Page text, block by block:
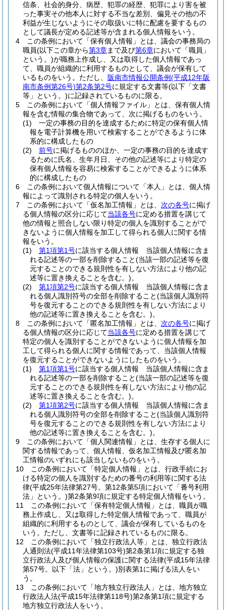
信条、社会的身分、病歴、犯罪の経歴、犯罪により害を被
った事実その他本人に対する不当な差別、偏見その他の不
利益が生じないようにその取扱いに特に配慮を要するもの
として議長が定める記述等が含まれる個人情報をいう。
4
この条例において「保有個人情報」とは、議会の事務局の
職員(以下この章から第3章まで及び第6章において「職員」
という。)が職務上作成し、又は取得した個人情報であっ
て、職員が組織的に利用するものとして、議会が保有して
いるものをいう。 ただし、 阪南市情報公開条例(平成12年阪
南市条例第26号)第2条第2号に規定する文書等(以下「文書
等」という。)に記録されているものに限る。
5
この条例において「個人情報ファイル」とは、保有個人情
報を含む情報の集合物であって、次に掲げるものをいう。
(1)
一定の事務の目的を達成するために特定の保有個人情
報を電子計算機を用いて検索することができるように体
系的に構成したもの
(2)
前号に掲げるもののほか、一定の事務の目的を達成す
るために氏名、生年月日、その他の記述等により特定の
保有個人情報を容易に検索することができるように体系
的に構成したもの
6
この条例において個人情報について「本人」とは、個人情
報によって識別される特定の個人をいう。
7
この条例において「仮名加工情報」とは、 次の各号に掲げ
る個人情報の区分に応じて当該各号に定める措置を講じて
他の情報と照合しない限り特定の個人を識別することがで
きないように個人情報を加工して得られる個人に関する情
報をいう。
(1)
第1項第1号に該当する個人情報 当該個人情報に含ま
れる記述等の一部を削除すること(当該一部の記述等を復
元することのできる規則性を有しない方法により他の記
述等に置き換えることを含む。)。
(2)
第1項第2号に該当する個人情報 当該個人情報に含ま
れる個人識別符号の全部を削除すること(当該個人識別符
号を復元することのできる規則性を有しない方法により
他の記述等に置き換えることを含む。)。
8
この条例において「匿名加工情報」とは、 次の各号に掲げ
る個人情報の区分に応じて当該各号に定める措置を講じて
特定の個人を識別することができないように個人情報を加
工して得られる個人に関する情報であって、当該個人情報
を復元することができないようにしたものをいう。
(1)
第1項第1号に該当する個人情報 当該個人情報に含ま
れる記述等の一部を削除すること(当該一部の記述等を復
元することのできる規則性を有しない方法により他の記
述等に置き換えることを含む。)。
(2)
第1項第2号に該当する個人情報 当該個人情報に含ま
れる個人識別符号の全部を削除すること(当該個人識別符
号を復元することのできる規則性を有しない方法により
他の記述等に置き換えることを含む。)。
9
この条例において「個人関連情報」とは、生存する個人に
関する情報であって、個人情報、仮名加工情報及び匿名加
工情報のいずれにも該当しないものをいう。
10
この条例において「特定個人情報」とは、行政手続にお
ける特定の個人を識別するための番号の利用等に関する法
律(平成25年法律第27号。第12条第5項において「番号利用
法」という。)第2条第9項に規定する特定個人情報をいう。
11
この条例において「保有特定個人情報」とは、職員が職
務上作成し、又は取得した特定個人情報であって、職員が
組織的に利用するものとして、議会が保有しているものを
いう。 ただし、文書等に記録されているものに限る。
12
この条例において「独立行政法人等」とは、独立行政法
人通則法(平成11年法律第103号)第2条第1項に規定する独
立行政法人及び個人情報の保護に関する法律(平成15年法律
第57号。以下「法」という。)別表第1に掲げる法人をい
う。
13
この条例において「地方独立行政法人」とは、地方独立
行政法人法(平成15年法律第118号)第2条第1項に規定する
地方独立行政法人をいう。